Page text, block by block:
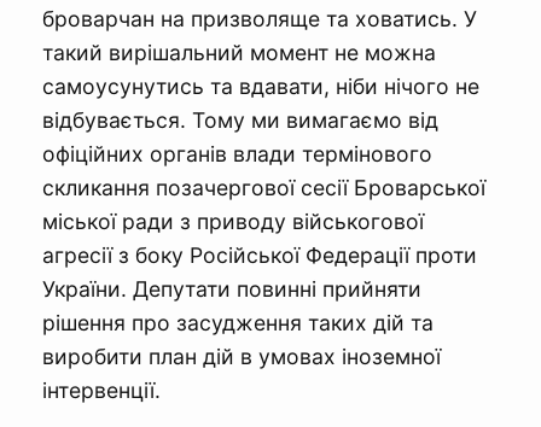
броварчан на призволяще та ховатись. У
такий вирішальний момент не можна
самоусунутись та вдавати, ніби нічого не
відбувається. Тому ми вимагаємо від
офіційних органів влади термінового
скликання позачергової сесії Броварської
міської ради з приводу військогової
агресії з боку Російської Федерації проти
України. Депутати повинні прийняти
рішення про засудження таких дій та
виробити план дій в умовах іноземної
інтервенції.